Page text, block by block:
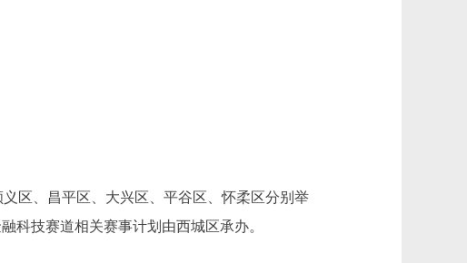
区、昌平区、大兴区、平谷区、怀柔区分别举
科技赛道相关赛事计划由西城区承办。